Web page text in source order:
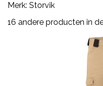
Merk: Storvik
16 andere producten in